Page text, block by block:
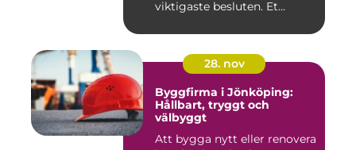
viktigaste besluten. Et...
28. nov
Byggfirma i Jönköping:
Hållbart, tryggt och
välbyggt
Att bygga nytt eller renovera